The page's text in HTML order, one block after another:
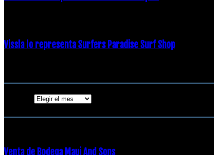
Vissla lo representa Surfers Paradise Surf Shop
Venta de Bodega Maui And Sons